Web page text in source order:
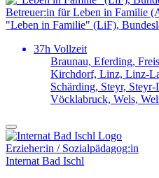
Betreuer:in für Leben in Familie
"Leben in Familie" (LiF),
37h Vollzeit
Braunau, Eferding,
Kirchdorf, Linz, Linz-
Schärding, Steyr,
Vöcklabruck, Wels,
Erzieher:in / Sozialpädagog:in
Internat Bad Ischl